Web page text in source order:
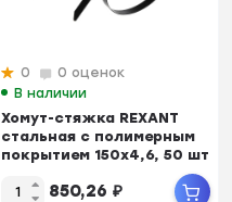
0
0 оценок
В наличии
Хомут-стяжка REXANT
стальная с полимерным
покрытием 150х4,6, 50 шт
850,26 ₽